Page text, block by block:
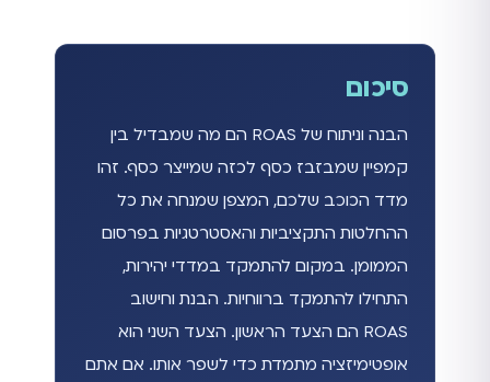
סיכום
הבנה וניתוח של ROAS הם מה שמבדיל בין
קמפיין שמבזבז כסף לכזה שמייצר כסף. זהו
מדד הכוכב שלכם, המצפן שמנחה את כל
ההחלטות התקציביות והאסטרטגיות בפרסום
הממומן. במקום להתמקד במדדי יהירות,
התחילו להתמקד ברווחיות. הבנת וחישוב
ROAS הם הצעד הראשון. הצעד השני הוא
אופטימיזציה מתמדת כדי לשפר אותו. אם אתם